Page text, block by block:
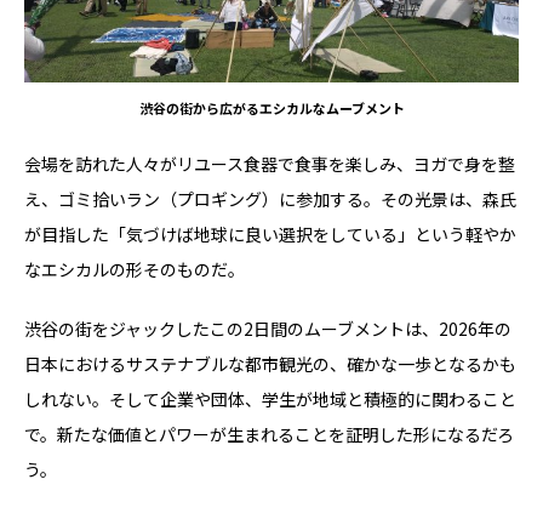
渋谷の街から広がるエシカルなムーブメント
会場を訪れた人々がリユース食器で食事を楽しみ、ヨガで身を整
え、ゴミ拾いラン（プロギング）に参加する。その光景は、森氏
が目指した「気づけば地球に良い選択をしている」という軽やか
なエシカルの形そのものだ。
渋谷の街をジャックしたこの2日間のムーブメントは、2026年の
日本におけるサステナブルな都市観光の、確かな一歩となるかも
しれない。そして企業や団体、学生が地域と積極的に関わること
で。新たな価値とパワーが生まれることを証明した形になるだろ
う。